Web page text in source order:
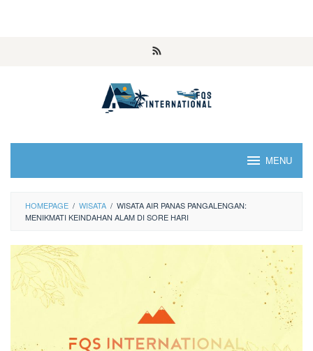
MENU
HOMEPAGE / WISATA / WISATA AIR PANAS PANGALENGAN:
MENIKMATI KEINDAHAN ALAM DI SORE HARI